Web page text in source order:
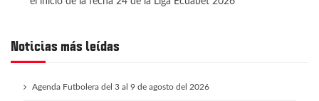
Noticias más leídas
Agenda Futbolera del 3 al 9 de agosto del 2026